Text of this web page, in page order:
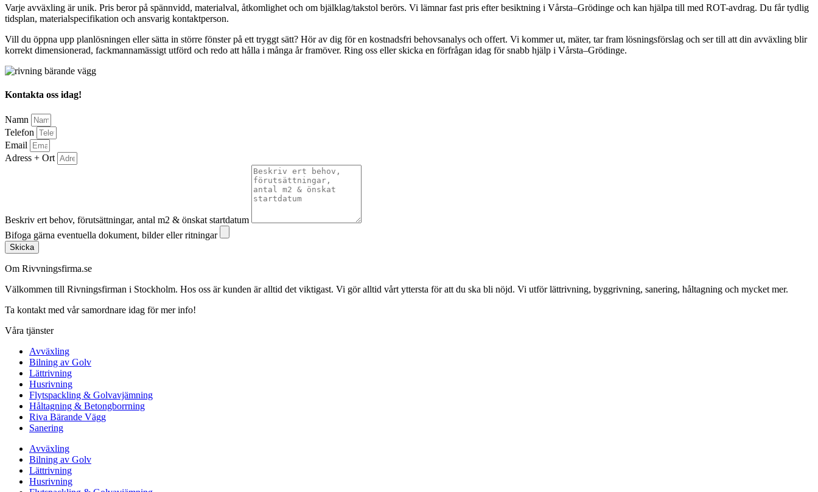
Varje avväxling är unik. Pris beror på spännvidd, materialval, åtkomlighet och om bjälklag/takstol berörs. Vi lämnar fast pris efter besiktning i Vårsta–Grödinge och kan hjälpa till med ROT-avdrag. Du får tydlig
tidsplan, materialspecifikation och ansvarig kontaktperson.
Vill du öppna upp planlösningen eller sätta in större fönster på ett tryggt sätt? Hör av dig för en kostnadsfri behovsanalys och offert. Vi kommer ut, mäter, tar fram lösningsförslag och ser till att din avväxling blir
korrekt dimensionerad, fackmannamässigt utförd och redo att hålla i många år framöver. Ring oss eller skicka en förfrågan idag för snabb hjälp i Vårsta–Grödinge.
Kontakta oss idag!
Namn
Telefon
Email
Adress + Ort
Beskriv ert behov, förutsättningar, antal m2 & önskat startdatum
Bifoga gärna eventuella dokument, bilder eller ritningar
Skicka
Om Rivvningsfirma.se
Välkommen till Rivningsfirman i Stockholm. Hos oss är kunden är alltid det viktigast. Vi gör alltid vårt yttersta för att du ska bli nöjd. Vi utför lättrivning, byggrivning, sanering, håltagning och mycket mer.
Ta kontakt med vår samordnare idag för mer info!
Våra tjänster
Avväxling
Bilning av Golv
Lättrivning
Husrivning
Flytspackling & Golvavjämning
Håltagning & Betongborrning
Riva Bärande Vägg
Sanering
Avväxling
Bilning av Golv
Lättrivning
Husrivning